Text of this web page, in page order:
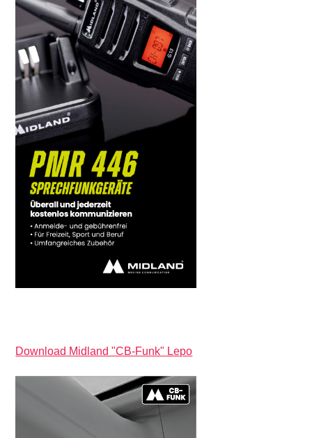
Download Midland "CB-Funk" Lepo